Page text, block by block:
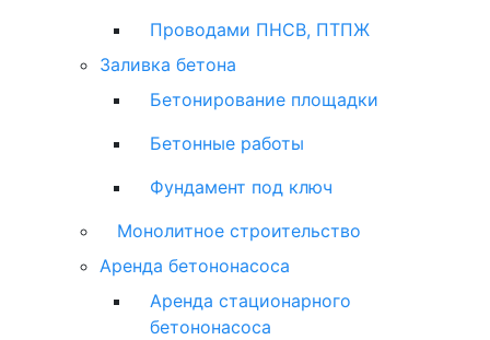
Проводами ПНСВ, ПТПЖ
Заливка бетона
Бетонирование площадки
Бетонные работы
Фундамент под ключ
Монолитное строительство
Аренда бетононасоса
Аренда стационарного
бетононасоса